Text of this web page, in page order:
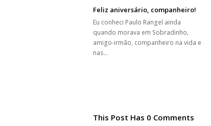
Feliz aniversário, companheiro!
Eu conheci Paulo Rangel ainda
quando morava em Sobradinho,
amigo-irmão, companheiro na vida e
nas…
This Post Has 0 Comments